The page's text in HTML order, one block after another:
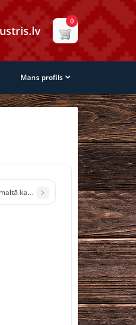
0
Mans profils
maltā kafija 100% Arabica Itālija 250g